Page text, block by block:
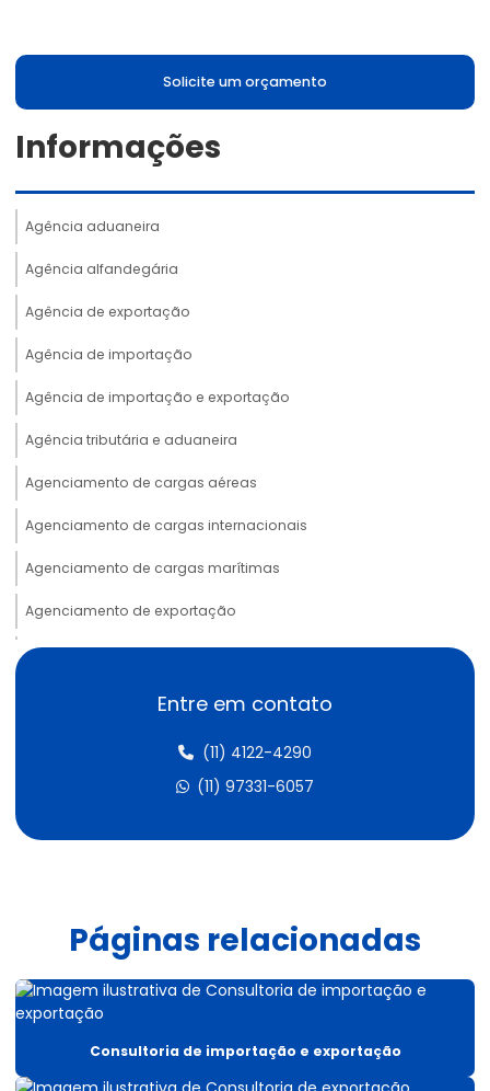
Solicite um orçamento
Informações
Agência aduaneira
Agência alfandegária
Agência de exportação
Agência de importação
Agência de importação e exportação
Agência tributária e aduaneira
Agenciamento de cargas aéreas
Agenciamento de cargas internacionais
Agenciamento de cargas marítimas
Agenciamento de exportação
Agenciamento de habilitação radar
Agenciamento de habilitação radar mg
Agente de carga internacional aduanas
Auditoria aduaneira
Auditoria de procedimentos aduaneiros
Benefícios fiscais do icms
Entre em contato
(11) 4122-4290
(11) 97331-6057
Páginas relacionadas
Consultoria de importação e exportação